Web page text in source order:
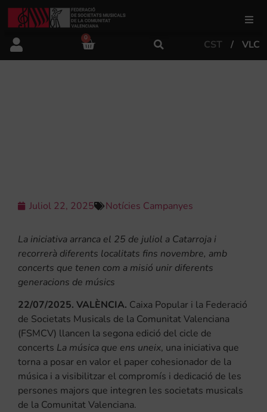
FSMCV
Actualitat
Tenda
0
CST VLC
Juliol 22, 2025 Notícies Campanyes
La iniciativa arranca el 25 de juliol a Catarroja i
recorrerà diferents localitats fins novembre, amb
concerts que tenen com a misió unir diferents
generacions de músics
22/07/2025. VALÈNCIA. Caixa Popular i la Federació
de Societats Musicals de la Comunitat Valenciana
(FSMCV) llancen la segona edició del cicle de
concerts La música que ens uneix, una iniciativa que
torna a posar en valor el paper cohesionador de la
música i a visibilitzar el compromís i dedicació de les
persones majors que integren les societats musicals
de la Comunitat Valenciana.